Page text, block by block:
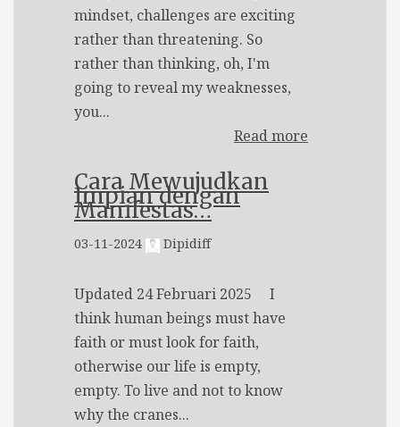
mindset, challenges are exciting
rather than threatening. So
rather than thinking, oh, I'm
going to reveal my weaknesses,
you...
Read more
Cara Mewujudkan
Impian dengan
Manifestas…
03-11-2024 Dipidiff
Updated 24 Februari 2025 I
think human beings must have
faith or must look for faith,
otherwise our life is empty,
empty. To live and not to know
why the cranes...